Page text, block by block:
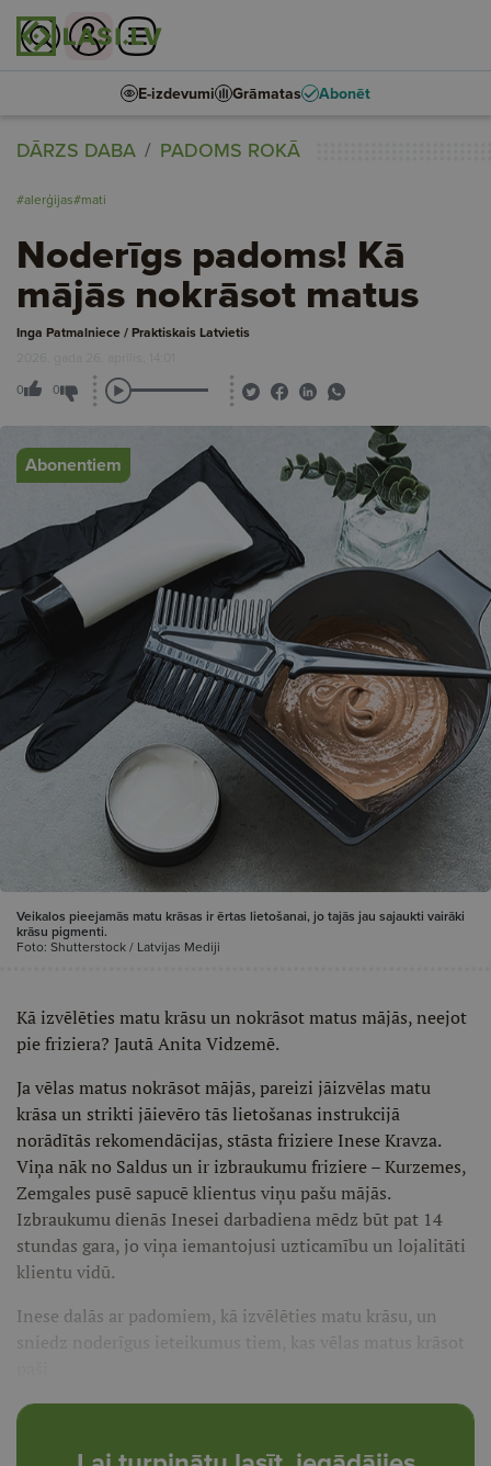
E-izdevumi Grāmatas Abonēt
DĀRZS DABA PADOMS ROKĀ
#alerģijas#mati
Noderīgs padoms! Kā
mājās nokrāsot matus
Inga Patmalniece / Praktiskais Latvietis
2026. gada 26. aprīlis, 14:01
0 0
Abonentiem
Veikalos pieejamās matu krāsas ir ērtas lietošanai, jo tajās jau sajaukti vairāki
krāsu pigmenti.
Foto: Shutterstock / Latvijas Mediji
Kā izvēlēties matu krāsu un nokrāsot matus mājās, neejot
pie friziera? Jautā Anita Vidzemē.
Ja vēlas matus nokrāsot mājās, pareizi jāizvēlas matu
krāsa un strikti jāievēro tās lietošanas instrukcijā
norādītās rekomendācijas, stāsta friziere Inese Kravza.
Viņa nāk no Saldus un ir izbraukumu friziere – Kurzemes,
Zemgales pusē sapucē klientus viņu pašu mājās.
Izbraukumu dienās Inesei darbadiena mēdz būt pat 14
stundas gara, jo viņa iemantojusi uzticamību un lojalitāti
klientu vidū.
Inese dalās ar padomiem, kā izvēlēties matu krāsu, un
sniedz noderīgus ieteikumus tiem, kas vēlas matus krāsot